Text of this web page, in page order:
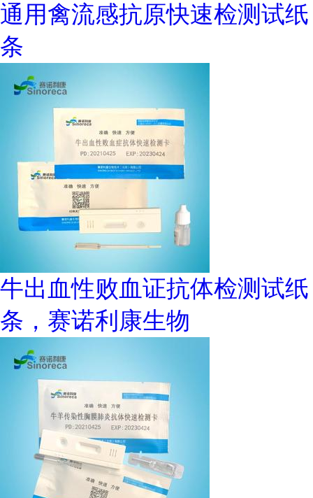
通用禽流感抗原快速检测试纸
条
牛出血性败血证抗体检测试纸
条，赛诺利康生物